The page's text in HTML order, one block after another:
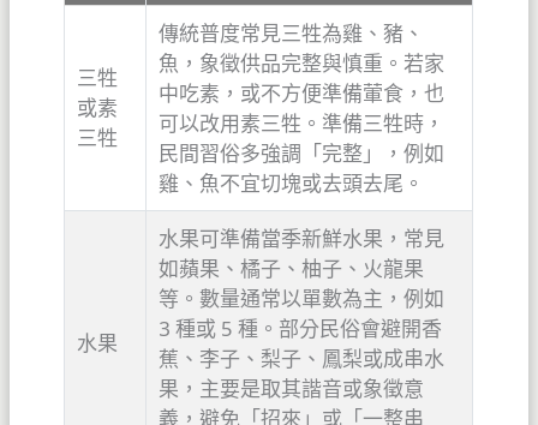
三牲
或素
三牲
傳統普度常見三牲為雞、豬、
魚，象徵供品完整與慎重。若家
中吃素，或不方便準備葷食，也
可以改用素三牲。準備三牲時，
民間習俗多強調「完整」，例如
雞、魚不宜切塊或去頭去尾。
水果
水果可準備當季新鮮水果，常見
如蘋果、橘子、柚子、火龍果
等。數量通常以單數為主，例如
3 種或 5 種。部分民俗會避開香
蕉、李子、梨子、鳳梨或成串水
果，主要是取其諧音或象徵意
義，避免「招來」或「一整串